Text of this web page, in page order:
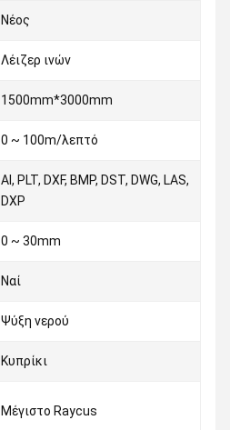
Νέος
Λέιζερ ινών
1500mm*3000mm
0 ~ 100m/λεπτό
AI, PLT, DXF, BMP, DST, DWG, LAS,
DXP
0 ~ 30mm
Ναί
Ψύξη νερού
Κυπρίκι
Μέγιστο Raycus